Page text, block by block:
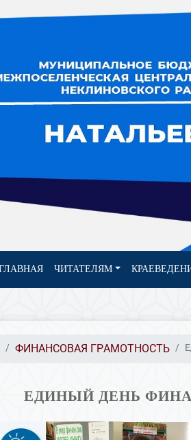
ЧИТАТЕЛЯМ
ФИНАНСОВАЯ ГРАМОТНОСТЬ
ЕДИНЫЙ ДЕНЬ